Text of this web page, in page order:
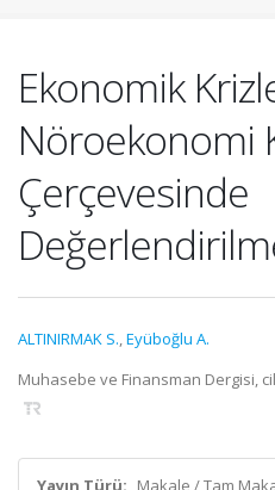
Ekonomik
Nöroekonomi
Çerçevesinde
ALTINIRMAK S.,Eyüboğlu A.
Muhasebe ve Finansman Dergisi,
Yayın Türü: Makale / Tam